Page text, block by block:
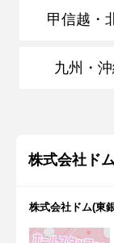
甲信越・
九州・
株式会社ド
株式会社ドム(東